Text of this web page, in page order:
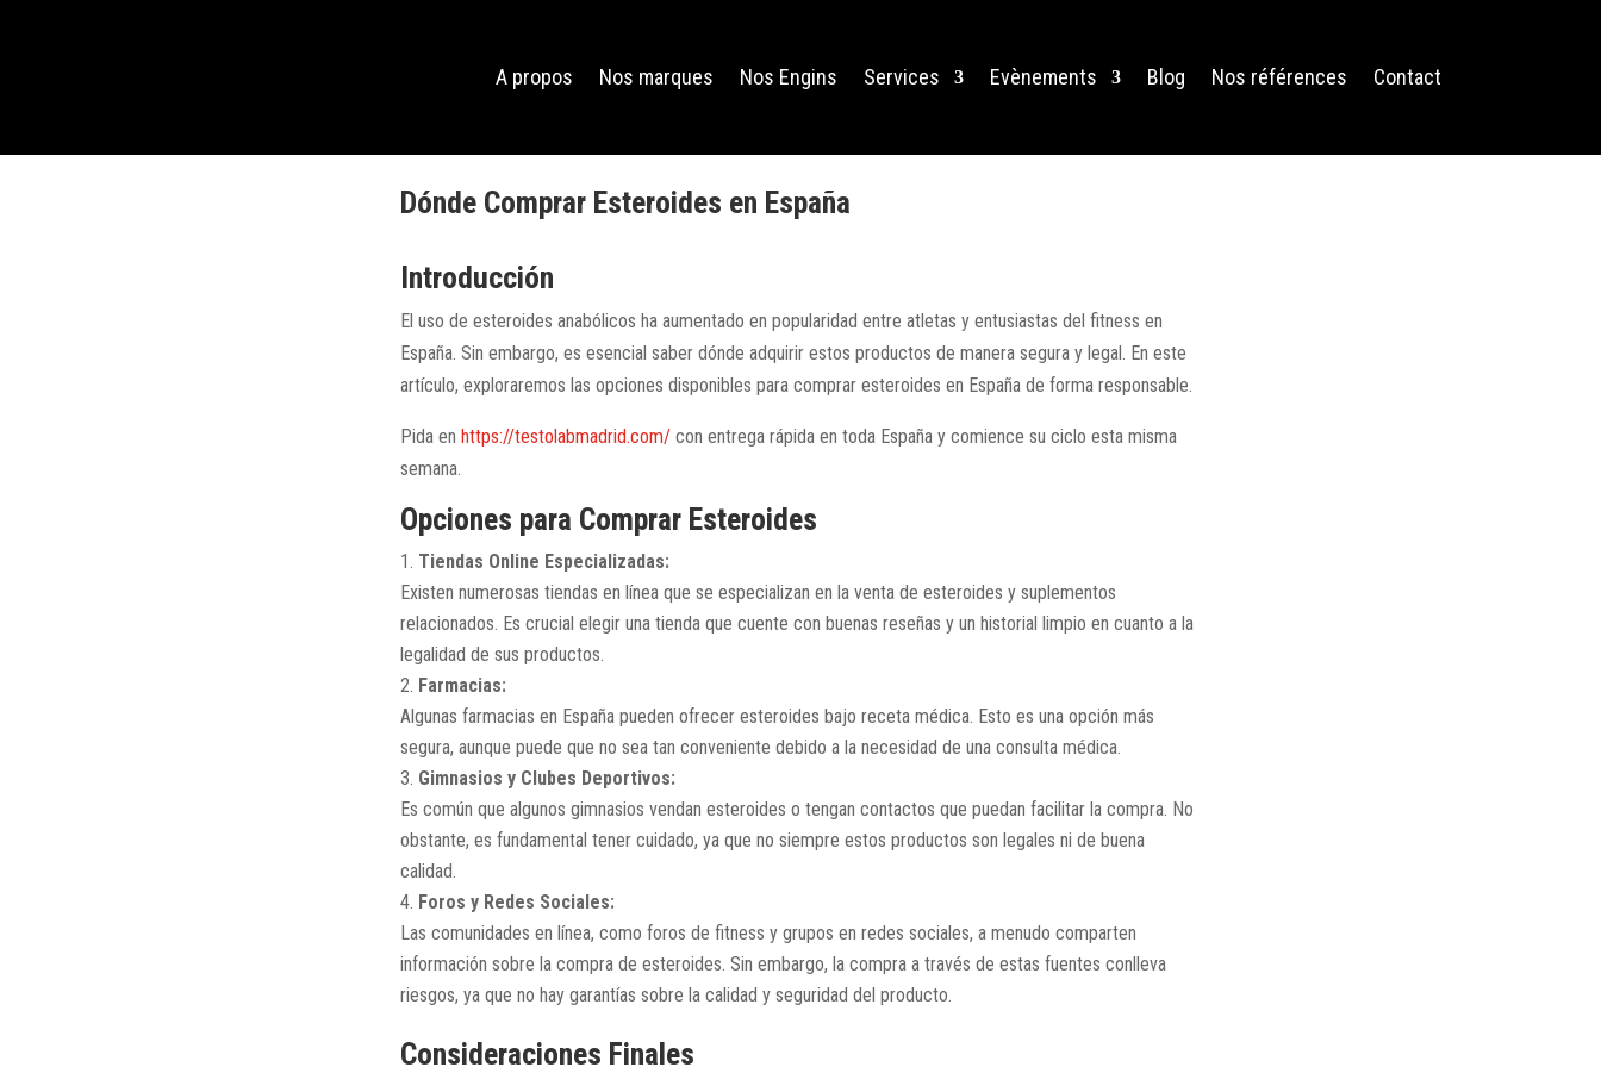
A propos Nos marques Nos Engins Services Evènements Blog Nos références Contact
Dónde Comprar Esteroides en España
Introducción
El uso de esteroides anabólicos ha aumentado en popularidad entre atletas y entusiastas del fitness en
España. Sin embargo, es esencial saber dónde adquirir estos productos de manera segura y legal. En este
artículo, exploraremos las opciones disponibles para comprar esteroides en España de forma responsable.
Pida en https://testolabmadrid.com/ con entrega rápida en toda España y comience su ciclo esta misma
semana.
Opciones para Comprar Esteroides
Tiendas Online Especializadas:
Existen numerosas tiendas en línea que se especializan en la venta de esteroides y suplementos
relacionados. Es crucial elegir una tienda que cuente con buenas reseñas y un historial limpio en cuanto a la
legalidad de sus productos.
Farmacias:
Algunas farmacias en España pueden ofrecer esteroides bajo receta médica. Esto es una opción más
segura, aunque puede que no sea tan conveniente debido a la necesidad de una consulta médica.
Gimnasios y Clubes Deportivos:
Es común que algunos gimnasios vendan esteroides o tengan contactos que puedan facilitar la compra. No
obstante, es fundamental tener cuidado, ya que no siempre estos productos son legales ni de buena
calidad.
Foros y Redes Sociales:
Las comunidades en línea, como foros de fitness y grupos en redes sociales, a menudo comparten
información sobre la compra de esteroides. Sin embargo, la compra a través de estas fuentes conlleva
riesgos, ya que no hay garantías sobre la calidad y seguridad del producto.
Consideraciones Finales